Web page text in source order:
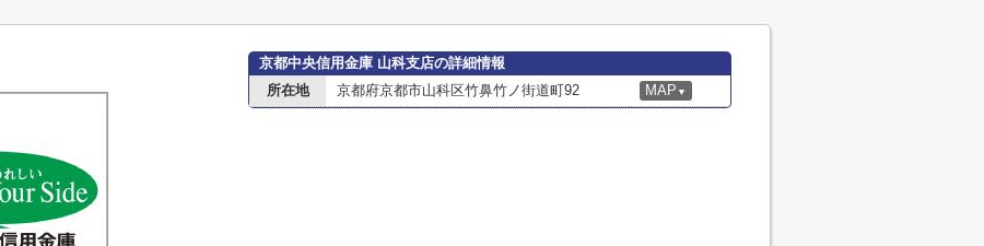
京都中央信用金庫 山科支店の詳細情報
所在地
京都府京都市山科区竹鼻竹ノ街道町92 MAP ▼